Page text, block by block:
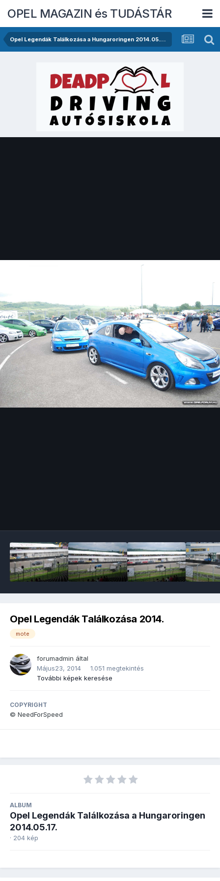
OPEL MAGAZIN és TUDÁSTÁR
Opel Legendák Találkozása a Hungaroringen 2014.05.17.
Opel Legendák Találkozása 2014.
mote
forumadmin által
Május23, 2014
1.051 megtekintés
További képek keresése
COPYRIGHT
© NeedForSpeed
ALBUM
Opel Legendák Találkozása a Hungaroringen
2014.05.17.
· 204 kép